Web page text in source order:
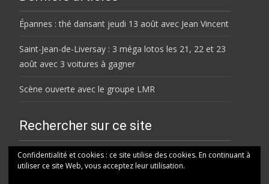
Épannes : thé dansant jeudi 13 août avec Jean Vincent
Saint-Jean-de-Liversay : 3 méga lotos les 21, 22 et 23
août avec 3 voitures à gagner
Scène ouverte avec le groupe LMR
Rechercher sur ce site
Rechercher
Confidentialité et cookies : ce site utilise des cookies. En continuant à
utiliser ce site Web, vous acceptez leur utilisation.